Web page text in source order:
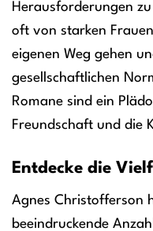
Herausforderungen
oft von starken
eigenen Weg gehen
gesellschaftlichen
Romane sind ein
Freundschaft und die
Entdecke die
Agnes Christofferson
beeindruckende